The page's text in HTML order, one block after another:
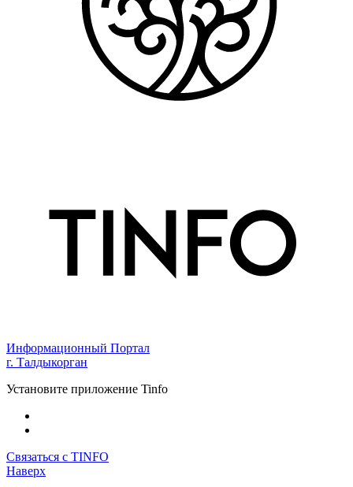
Информационный Портал
г. Талдыкорган
Установите приложение Tinfo
Связаться с TINFO
Наверх